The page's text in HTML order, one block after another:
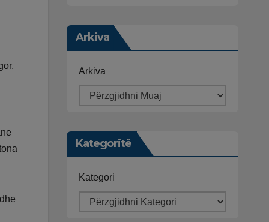
Arkiva
Arkiva
Kategoritë
Kategori